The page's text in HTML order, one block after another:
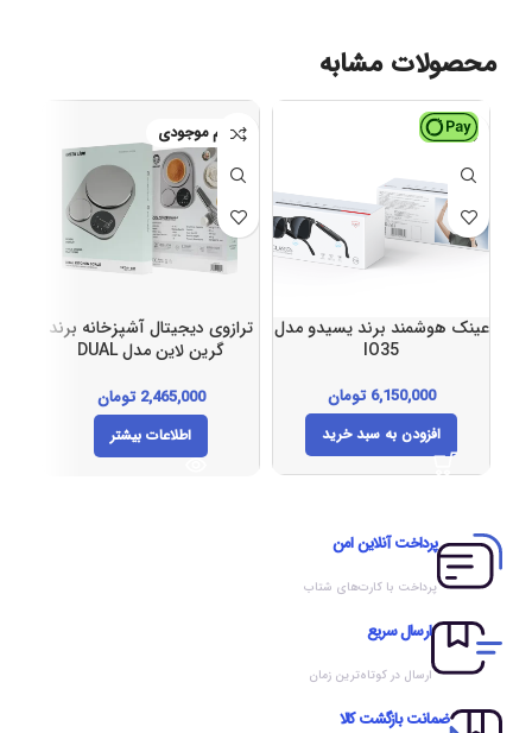
محصولات مشابه
عینک هوشمند برند یسیدو مدل
IO35
6,150,000 تومان
افزودن به سبد خرید
اتمام موجودی
ترازوی دیجیتال آشپزخانه برند
گرین لاین مدل DUAL
2,465,000 تومان
اطلاعات بیشتر
پرداخت آنلاین امن
پرداخت با کارت‌های شتاب
ارسال سریع
ارسال در کوتاه‌ترین زمان
ضمانت بازگشت کالا